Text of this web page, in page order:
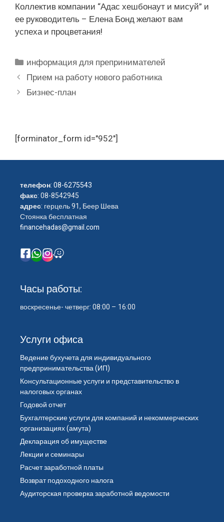
Коллектив компании “Адас хешбонаут и мисуй” и
ее руководитель – Елена Бонд желают вам
успеха и процветания!
Рубрики
информация для препринимателей
Прием на работу нового работника
Бизнес-план
[forminator_form id="952"]
телефон:08-6275543
факс: 08-8542945
адрес: герцель 91, Беер Шева
Стоянка бесплатная
financehadas@gmail.com
Часы работы:
воскресенье- четверг: 08:00 – 16:00
Услуги офиса
Ведение бухучета для индивидуального
предпринимательства (ИП)
Консультационные услуги и представительство в
налоговых органах
Годовой отчет
Бухгалтерские услуги для компаний и некоммерческих
организациях (амута)
Декларация об имуществе
Лекции и семинары
Расчет заработной платы
Возврат подоходного налога
Аудиторская проверка заработной ведомости